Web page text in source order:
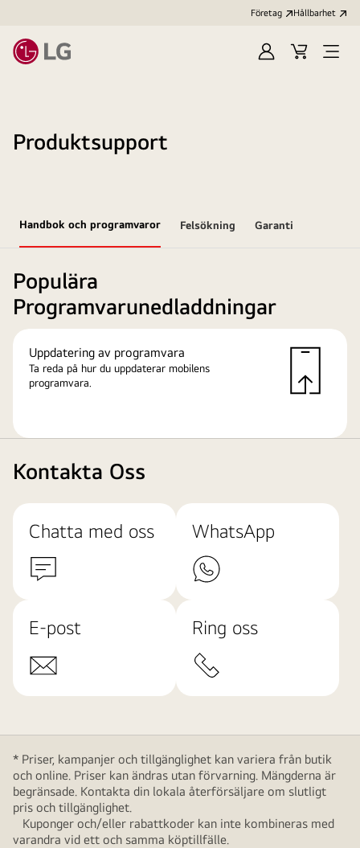
Företag Hållbarhet
LoggaKundvagn
Produktsupport
Handbok och programvaror Felsökning Garanti
Populära
Programvarunedladdningar
Uppdatering av programvara
Ta reda på hur du uppdaterar mobilens
programvara.
Kontakta Oss
Chatta med oss WhatsApp
E-post Ring oss
* Priser, kampanjer och tillgänglighet kan variera från butik
och online. Priser kan ändras utan förvarning. Mängderna är
begränsade. Kontakta din lokala återförsäljare om slutligt
pris och tillgänglighet.
Kuponger och/eller rabattkoder kan inte kombineras med
varandra vid ett och samma köptillfälle.